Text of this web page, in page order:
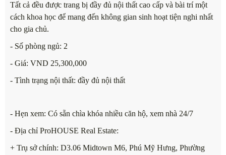
Tất cả đều được trang bị đầy đủ nội thất cao cấp và bài trí một
cách khoa học để mang đến không gian sinh hoạt tiện nghi nhất
cho gia chủ.
- Số phòng ngủ: 2
- Giá: VND 25,300,000
- Tình trạng nội thất: đầy đủ nội thất
- Hẹn xem: Có sẵn chìa khóa nhiều căn hộ, xem nhà 24/7
- Địa chỉ ProHOUSE Real Estate:
+ Trụ sở chính: D3.06 Midtown M6, Phú Mỹ Hưng, Phường